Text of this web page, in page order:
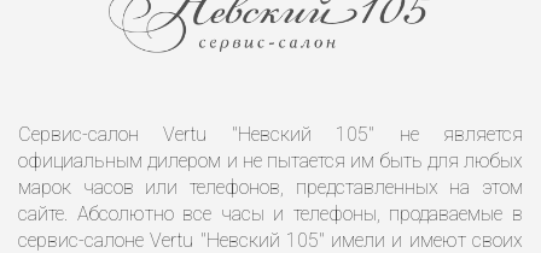
Сервис-салон Vertu "Невский 105" не является
официальным дилером и не пытается им быть для любых
марок часов или телефонов, представленных на этом
сайте. Абсолютно все часы и телефоны, продаваемые в
сервис-салоне Vertu "Невский 105" имели и имеют своих